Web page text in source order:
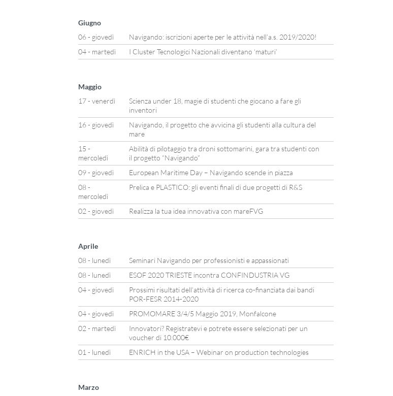
Giugno
06 - giovedì
Navigando: iscrizioni aperte per le attività nell’a.s. 2019/2020!
04 - martedì
I Cluster Tecnologici Nazionali diventano ‘maturi’
Maggio
17 - venerdì
Scienza under 18, magie di studenti che giocano a fare gli
inventori
16 - giovedì
Navigando, il progetto che avvicina gli studenti alla cultura del
mare
15 -
mercoledì
Abilità di pilotaggio tra droni sottomarini, gara tra studenti con
il progetto “Navigando”
09 - giovedì
European Maritime Day – Navigando scende in piazza
08 -
mercoledì
Prelica e PLASTICO: gli eventi finali di due progetti di R&S
02 - giovedì Realizza la tua idea innovativa con mareFVG
Aprile
08 - lunedì
Seminari Navigando per professionisti e appassionati
08 - lunedì
ESOF 2020 TRIESTE incontra CONFINDUSTRIA VG
04 - giovedì
Prossimi risultati dell’attività di ricerca co-finanziata dai bandi
POR-FESR 2014-2020
04 - giovedì
PROMOMARE 3/4/5 Maggio 2019, Monfalcone
02 - martedì
Innovatori? Registratevi e potrete essere selezionati per un
voucher di 10.000€
01 - lunedì
ENRICH in the USA – Webinar on production technologies
Marzo